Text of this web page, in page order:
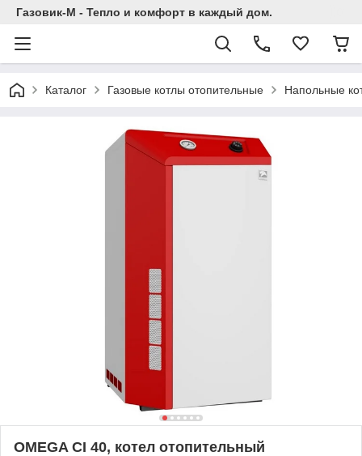
Газовик-М - Тепло и комфорт в каждый дом.
Каталог Газовые котлы отопительные Напольные
OMEGA CI 40, котел отопительный